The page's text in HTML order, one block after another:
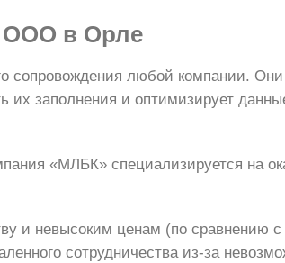
в Орле
сопровождения любой компании. Они
их заполнения и оптимизирует
«МЛБК» специализируется на
и невысоким ценам (по сравнению
сотрудничества из-за